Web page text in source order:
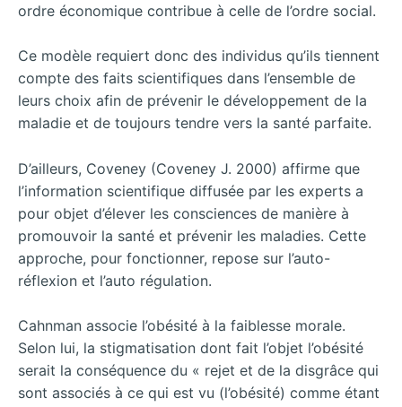
ordre économique contribue à celle de l’ordre social.
Ce modèle requiert donc des individus qu’ils tiennent
compte des faits scientifiques dans l’ensemble de
leurs choix afin de prévenir le développement de la
maladie et de toujours tendre vers la santé parfaite.
D’ailleurs, Coveney (Coveney J. 2000) affirme que
l’information scientifique diffusée par les experts a
pour objet d’élever les consciences de manière à
promouvoir la santé et prévenir les maladies. Cette
approche, pour fonctionner, repose sur l’auto-
réflexion et l’auto régulation.
Cahnman associe l’obésité à la faiblesse morale.
Selon lui, la stigmatisation dont fait l’objet l’obésité
serait la conséquence du « rejet et de la disgrâce qui
sont associés à ce qui est vu (l’obésité) comme étant